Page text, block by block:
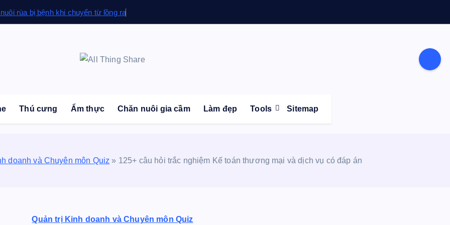
rùa bị bệnh khi chuyển từ lồng ra
Blog | Knowledge | Technology | Tips | Pets | Life
Thú cưng Ẩm thực Chăn nuôi gia cầm Làm đẹp Tools Sitemap
doanh và Chuyên môn Quiz » 125+ câu hỏi trắc nghiệm Kế toán thương mại và dịch vụ có đáp án
Quản trị Kinh doanh và Chuyên môn Quiz